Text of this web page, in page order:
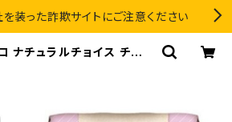
を装った詐欺サイトにご注意ください
ナチュラルチョイス チキン